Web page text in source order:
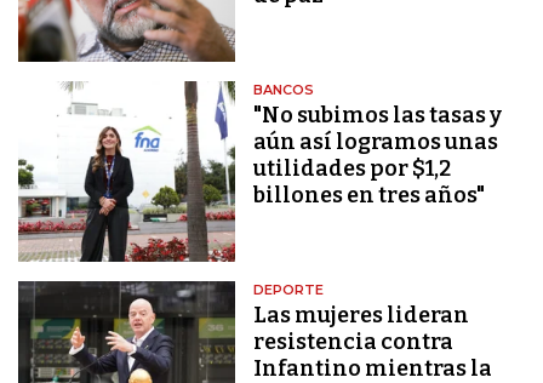
BANCOS
"No subimos las tasas y
aún así logramos unas
utilidades por $1,2
billones en tres años"
DEPORTE
Las mujeres lideran
resistencia contra
Infantino mientras la